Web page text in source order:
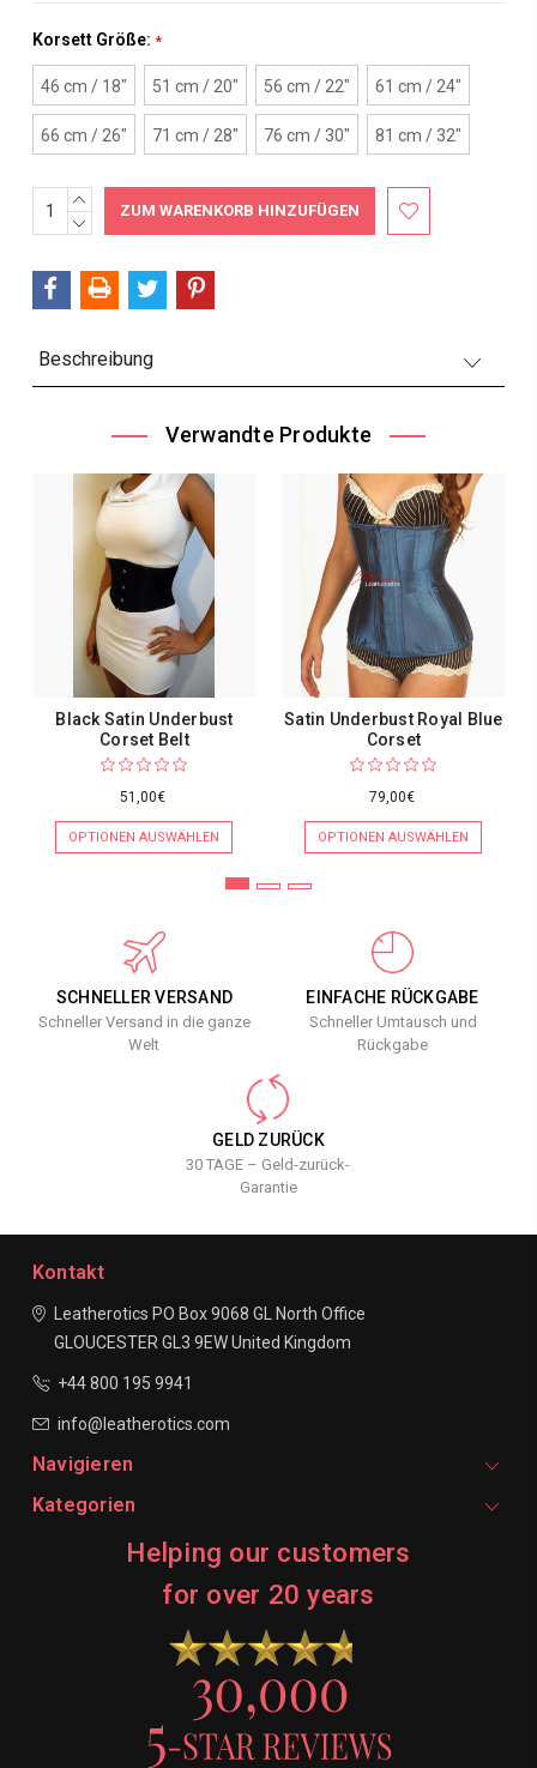
Korsett Größe: *
46 cm / 18" 51 cm / 20" 56 cm / 22" 61 cm / 24"
66 cm / 26" 71 cm / 28" 76 cm / 30" 81 cm / 32"
Aktueller
Bestand:
MENGE
ERHÖHEN:
MENGE
Beschreibung
Verwandte Produkte
Black Satin Underbust
Corset Belt
51,00€
OPTIONEN AUSWÄHLEN
Satin Underbust Royal Blue
Corset
79,00€
OPTIONEN AUSWÄHLEN
SCHNELLER VERSAND
Schneller Versand in die ganze
Welt
EINFACHE RÜCKGABE
Schneller Umtausch und
Rückgabe
GELD ZURÜCK
30 TAGE – Geld-zurück-
Garantie
Kontakt
Leatherotics PO Box 9068 GL North Office
GLOUCESTER GL3 9EWUnited Kingdom
+44 800 195 9941
info@leatherotics.com
Navigieren
Kategorien
Helping our customers
for over 20 years